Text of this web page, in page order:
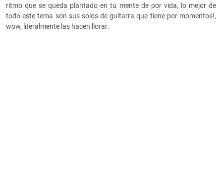
ritmo que se queda plantado en tu mente de por vida, lo mejor de
todo este tema son sus solos de guitarra que tiene por momentos!,
wow, literalmente las hacen llorar.